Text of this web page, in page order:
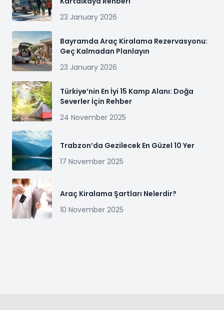
23 January 2026
Bayramda Araç Kiralama Rezervasyonu:
Geç Kalmadan Planlayın
23 January 2026
Türkiye’nin En İyi 15 Kamp Alanı: Doğa
Severler İçin Rehber
24 November 2025
Trabzon’da Gezilecek En Güzel 10 Yer
17 November 2025
Araç Kiralama Şartları Nelerdir?
10 November 2025